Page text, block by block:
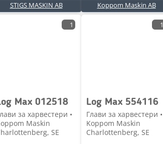
STIGS MASKIN AB
Koppom Maskin AB
1
Max 012518
за харвестери •
Maskin
SE
1
Log Max 554116
Глави за харвестери •
Koppom Maskin
Charlottenberg, SE